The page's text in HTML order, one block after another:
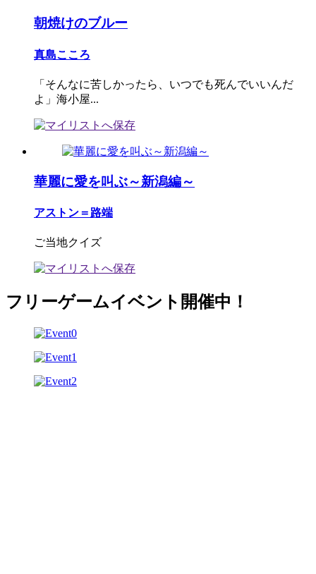
朝焼けのブルー
真島こころ
「そんなに苦しかったら、いつでも死んでいいんだ
よ」海小屋...
華麗に愛を叫ぶ～新潟編～
アストン＝路端
ご当地クイズ
フリーゲームイベント開催中！